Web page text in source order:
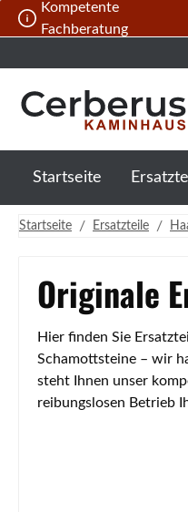
Hauptinhalt springen
Zur Suche springen
Zur Hauptnavigation
Kompetente
Fachberatung
Startseite
Startseite / Ersatzteile /
Originale
Hier finden Sie
Schamottsteine – wir
steht Ihnen unser
reibungslosen Betrieb